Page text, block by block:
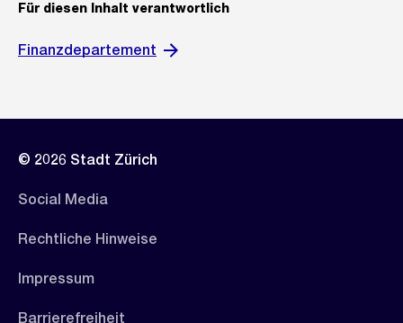
Für diesen Inhalt verantwortlich
Finanzdepartement
© 2026 Stadt Zürich
Social Media
Rechtliche Hinweise
Impressum
Barrierefreiheit